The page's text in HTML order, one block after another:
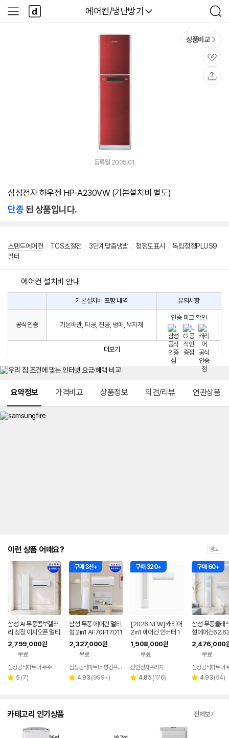
다나와
에어컨/냉난방기
검
색
사
이
다
나
와
상품비교
관
심
등록월 2005.01.
삼성전자 하우젠 HP-A230VW (기본설치비 별도)
단종된 상품입니다.
스탠드에어컨 / TCS초절전 / 3단계맞춤냉방 / 청정도표시 / 독립청정PLUS9
필터
에어컨 설치비 안내
구
시
생
는
치
비
컨
설
기본설치비 포함 내역 유의사항
공식인증 기본배관, 타공, 진공, 냉매, 부자재
인증 마크 확인
더보기
요약정보 가격비교 상품정보 의견/리뷰 연관상품
이런 상품 어때요? 광고
삼성 AI 무풍콤보갤러
리 청정 이지오픈 멀티
형 에어컨 AF80F17D
22WRS 기본설치포
2,799,000원
무료
삼성공식파트너 우주
별 5 리
(7)
구매 3천+
삼성 무풍 에어컨 멀티
형 2in1 AF70F17D11
BRS 일반배관 전국,
기본설치비포함
2,327,000원
무료
삼성공식파트너 평강프라자
별 4.93 리
(999+)
구매 320+
[2026 NEW] 캐리어
2in1 에어컨 인버터 1
등급 멀티형 wifi 17평
+6평 투인원 전국 설
치비포함
1,908,000원
무료
선인전자프라자
별 4.85 리
(176)
구매 60+
삼성 무풍클래
형에어컨
리미엄블루 기
비포함
2,476,000
무료
삼성공식파트너
별 4.93 리
(54)
카테고리 인기상품 전체보기